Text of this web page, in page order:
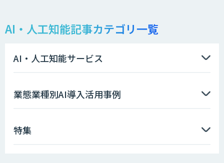
物品輸出から留学生・研究者のバックチ
AI価格調査ツールSmapra
AI・人工知能記事カテゴリ一覧
AI・人工知能サービス
業態業種別AI導入活用事例
特集